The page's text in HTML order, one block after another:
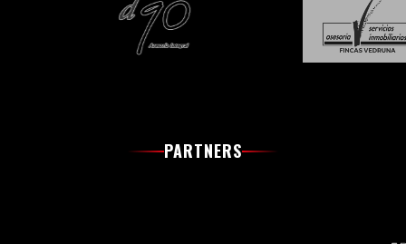
PARTNERS